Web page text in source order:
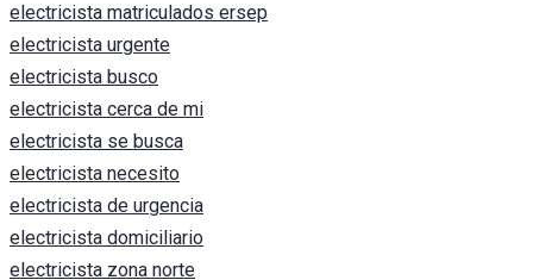
electricista matriculados ersep
electricista urgente
electricista busco
electricista cerca de mi
electricista se busca
electricista necesito
electricista de urgencia
electricista domiciliario
electricista zona norte